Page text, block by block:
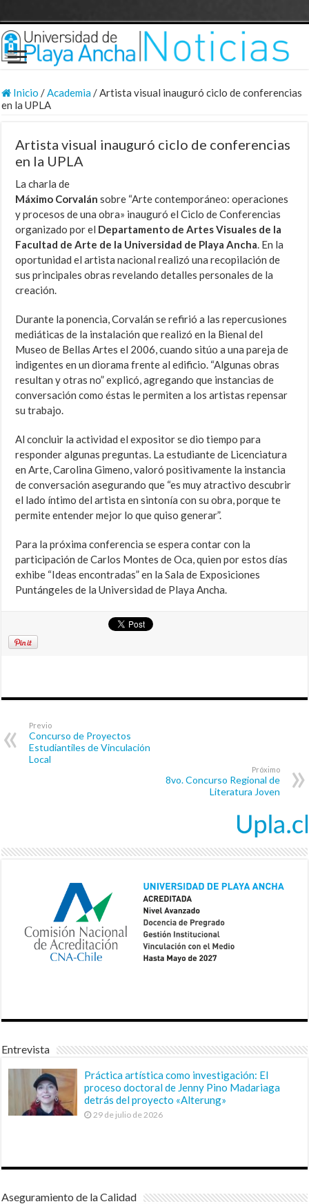
Inicio /Academia/Artista visual inauguró ciclo de conferencias
en la UPLA
Artista visual inauguró ciclo de conferencias
en la UPLA
La charla de
Máximo Corvalán sobre “Arte contemporáneo: operaciones
y procesos de una obra» inauguró el Ciclo de Conferencias
organizado por el Departamento de Artes Visuales de la
Facultad de Arte de la Universidad de Playa Ancha. En la
oportunidad el artista nacional realizó una recopilación de
sus principales obras revelando detalles personales de la
creación.
Durante la ponencia, Corvalán se refirió a las repercusiones
mediáticas de la instalación que realizó en la Bienal del
Museo de Bellas Artes el 2006, cuando sitúo a una pareja de
indigentes en un diorama frente al edificio. “Algunas obras
resultan y otras no” explicó, agregando que instancias de
conversación como éstas le permiten a los artistas repensar
su trabajo.
Al concluir la actividad el expositor se dio tiempo para
responder algunas preguntas. La estudiante de Licenciatura
en Arte, Carolina Gimeno, valoró positivamente la instancia
de conversación asegurando que “es muy atractivo descubrir
el lado íntimo del artista en sintonía con su obra, porque te
permite entender mejor lo que quiso generar”.
Para la próxima conferencia se espera contar con la
participación de Carlos Montes de Oca, quien por estos días
exhibe “Ideas encontradas” en la Sala de Exposiciones
Puntángeles de la Universidad de Playa Ancha.
Previo
Concurso de Proyectos
Estudiantiles de Vinculación
Local
Próximo
8vo. Concurso Regional de
Literatura Joven
Entrevista
Práctica artística como investigación: El
proceso doctoral de Jenny Pino Madariaga
detrás del proyecto «Alterung»
29 de julio de 2026
Aseguramiento de la Calidad